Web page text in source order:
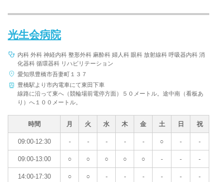
光生会病院
内科 外科 神経内科 整形外科 麻酔科 婦人科 眼科 放射線科 呼吸器内科 消
化器科 循環器科 リハビリテーション
愛知県豊橋市吾妻町１３７
豊橋駅より市内電車にて東田下車
線路に沿って東へ（競輪場前電停方面）５０メートル。途中南（看板あ
り）へ１００メートル。
時間 月 火 水 木 金 土 日 祝
09:00-12:30 - - - - - ○ - -
09:00-13:00 ○ ○ ○ ○ ○ - - -
14:00-17:30 ○ ○ - - - - - -